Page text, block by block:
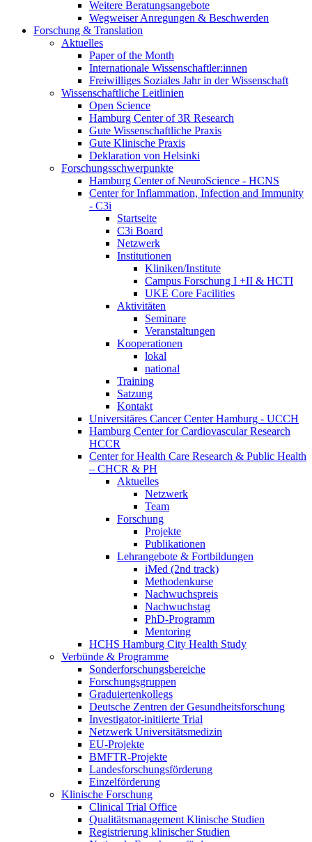
Weitere Beratungsangebote
Wegweiser Anregungen & Beschwerden
Forschung & Translation
Aktuelles
Paper of the Month
Internationale Wissenschaftler:innen
Freiwilliges Soziales Jahr in der Wissenschaft
Wissenschaftliche Leitlinien
Open Science
Hamburg Center of 3R Research
Gute Wissenschaftliche Praxis
Gute Klinische Praxis
Deklaration von Helsinki
Forschungsschwerpunkte
Hamburg Center of NeuroScience - HCNS
Center for Inflammation, Infection and Immunity
- C3i
Startseite
C3i Board
Netzwerk
Institutionen
Kliniken/Institute
Campus Forschung I +II & HCTI
UKE Core Facilities
Aktivitäten
Seminare
Veranstaltungen
Kooperationen
lokal
national
Training
Satzung
Kontakt
Universitäres Cancer Center Hamburg - UCCH
Hamburg Center for Cardiovascular Research
HCCR
Center for Health Care Research & Public Health
– CHCR & PH
Aktuelles
Netzwerk
Team
Forschung
Projekte
Publikationen
Lehrangebote & Fortbildungen
iMed (2nd track)
Methodenkurse
Nachwuchspreis
Nachwuchstag
PhD-Programm
Mentoring
HCHS Hamburg City Health Study
Verbünde & Programme
Sonderforschungsbereiche
Forschungsgruppen
Graduiertenkollegs
Deutsche Zentren der Gesundheitsforschung
Investigator-initiierte Trial
Netzwerk Universitätsmedizin
EU-Projekte
BMFTR-Projekte
Landesforschungsförderung
Einzelförderung
Klinische Forschung
Clinical Trial Office
Qualitätsmanagement Klinische Studien
Registrierung klinischer Studien